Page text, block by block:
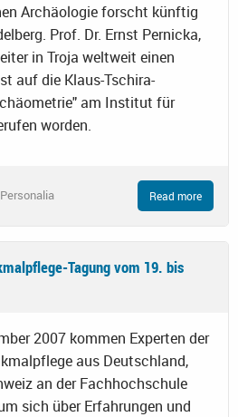
Archäologie forscht künftig
Prof. Dr. Ernst Pernicka,
in Troja weltweit einen
auf die Klaus-Tschira-
am Institut für
worden.
Personalia Read more
Tagung vom 19. bis
2007 kommen Experten der
aus Deutschland,
an der Fachhochschule
sich über Erfahrungen und